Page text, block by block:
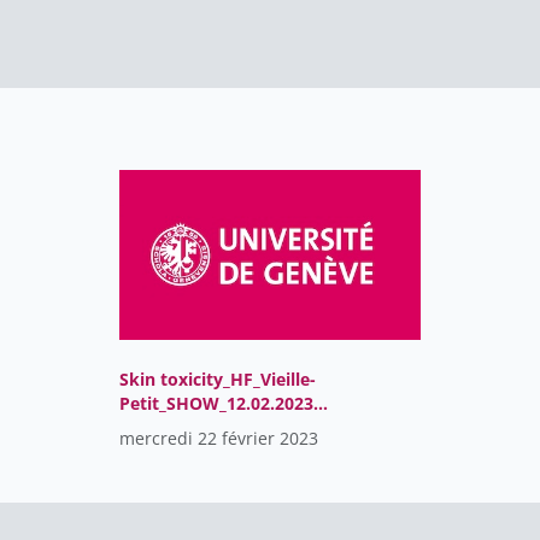
Skin toxicity_HF_Vieille-
Petit_SHOW_12.02.2023_0
mercredi 22 février 2023